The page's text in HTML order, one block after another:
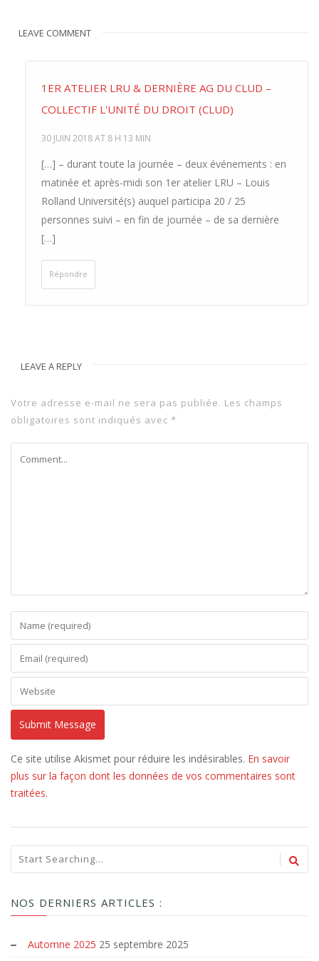
LEAVE COMMENT
1ER ATELIER LRU & DERNIÈRE AG DU CLUD –
COLLECTIF L'UNITÉ DU DROIT (CLUD)
30 JUIN 2018 AT 8 H 13 MIN
[…] – durant toute la journée – deux événements : en
matinée et après-midi son 1er atelier LRU – Louis
Rolland Université(s) auquel participa 20 / 25
personnes suivi – en fin de journée – de sa dernière
[…]
Répondre
LEAVE A REPLY
Votre adresse e-mail ne sera pas publiée. Les champs
obligatoires sont indiqués avec *
Ce site utilise Akismet pour réduire les indésirables. En savoir
plus sur la façon dont les données de vos commentaires sont
traitées.
NOS DERNIERS ARTICLES :
Automne 2025 25 septembre 2025